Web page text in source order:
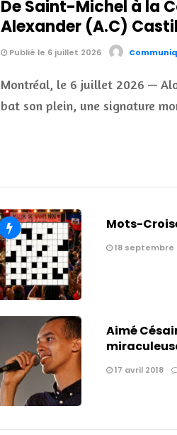
De Saint-Michel à la
Alexander (A.C)
Publié le 6 juillet 2026
Montréal, le 6 juillet 2026 —
bat son plein, une signature
Mots-
18 septembre
Aimé
17 avril 2018